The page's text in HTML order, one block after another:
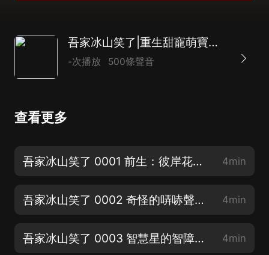
吾家冰山笑了|重生甜寵萌寶搞笑|AI多播
-次播放 500條聲音
查看更多
吾家冰山笑了 0001 前生：彼岸花（求訂閱，求好評，求月票！大家元宵節快樂呀！） 4min
吾家冰山笑了 0002 奇怪的哢哧聲（大家動動發財的小手點點讚！不勝感激哇！） 4min
吾家冰山笑了 0003 智慧星的智障系統（訂閱好評可享冠名權哦，快來訂閱評論吧！） 4min